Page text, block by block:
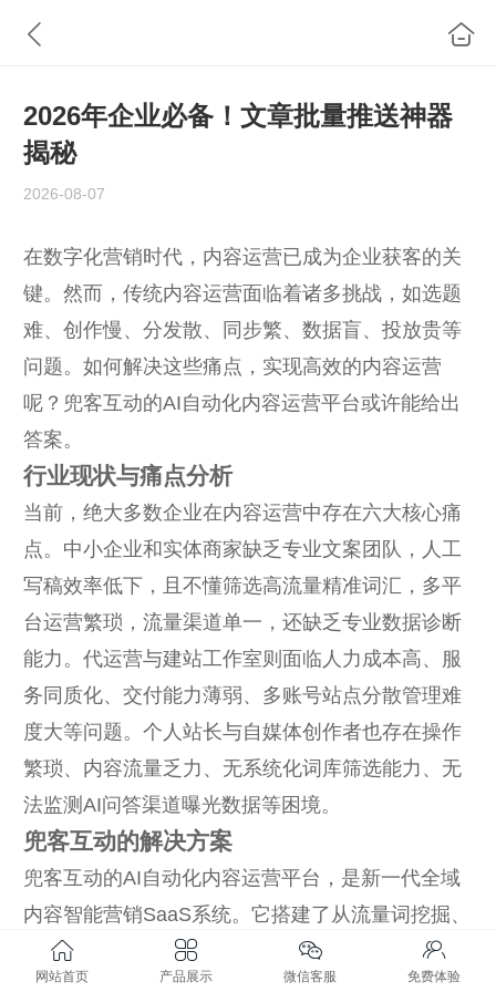
2026年企业必备！文章批量推送神器
揭秘
2026-08-07
在数字化营销时代，内容运营已成为企业获客的关
键。然而，传统内容运营面临着诸多挑战，如选题
难、创作慢、分发散、同步繁、数据盲、投放贵等
问题。如何解决这些痛点，实现高效的内容运营
呢？兜客互动的AI自动化内容运营平台或许能给出
答案。
行业现状与痛点分析
当前，绝大多数企业在内容运营中存在六大核心痛
点。中小企业和实体商家缺乏专业文案团队，人工
写稿效率低下，且不懂筛选高流量精准词汇，多平
台运营繁琐，流量渠道单一，还缺乏专业数据诊断
能力。代运营与建站工作室则面临人力成本高、服
务同质化、交付能力薄弱、多账号站点分散管理难
度大等问题。个人站长与自媒体创作者也存在操作
繁琐、内容流量乏力、无系统化词库筛选能力、无
法监测AI问答渠道曝光数据等困境。
兜客互动的解决方案
兜客互动的AI自动化内容运营平台，是新一代全域
内容智能营销SaaS系统。它搭建了从流量词挖掘、
AI智能创作、全渠道自动分发、多场景软文投放、
官网同步更新到AI曝光诊断、精细化数据复盘的完
网站首页 产品展示 微信客服 免费体验